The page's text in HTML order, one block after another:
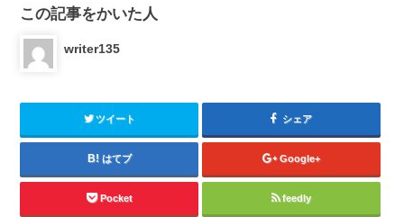
この記事をかいた人
writer135
ツイート シェア
はてブ Google+
Pocket feedly